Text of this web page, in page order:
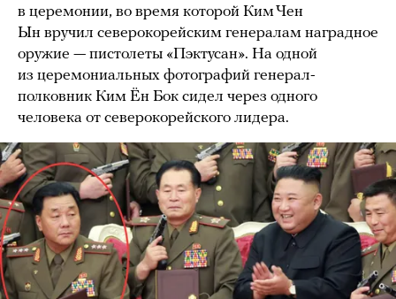
в церемонии, во время которой Ким Чен
Ын вручил северокорейским генералам наградное
оружие — пистолеты «Пэктусан». На одной
из церемониальных фотографий генерал-
полковник Ким Ён Бок сидел через одного
человека от северокорейского лидера.